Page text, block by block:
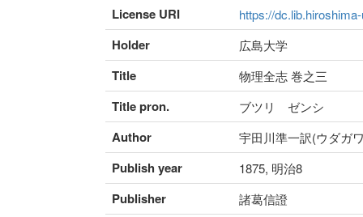
License URI https://
Holder 広島大学
Title 物理全志 巻之三
Title pron. ブツリ ゼンシ
Author 宇田川準一訳(ウダガ
Publish year 1875, 明治8
Publisher 諸葛信證